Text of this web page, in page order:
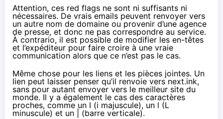
Attention, ces red flags ne sont ni suffisants ni
nécessaires. De vrais emails peuvent renvoyer vers
un autre nom de domaine ou provenir d’une agence
de presse, et donc ne pas correspondre au service.
À contrario, il est possible de modifier les en-têtes
et l’expéditeur pour faire croire à une vraie
communication alors que ce n’est pas le cas.
Même chose pour les liens et les pièces jointes. Un
lien peut laisser penser qu’il renvoie vers next.ink,
sans pour autant envoyer vers le meilleur site du
monde. Il y a également le cas des caractères
proches, comme un I (i majuscule), un l (L
minuscule) et un | (barre verticale).